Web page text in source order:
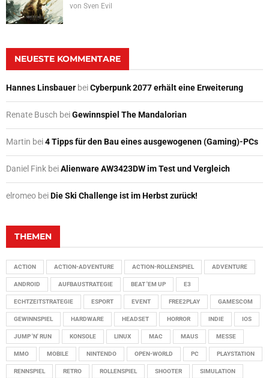
von Sven Evil
NEUESTE KOMMENTARE
Hannes Linsbauer beiCyberpunk 2077 erhält eine Erweiterung
Renate Busch beiGewinnspiel The Mandalorian
Martin bei4 Tipps für den Bau eines ausgewogenen (Gaming)-PCs
Daniel Fink beiAlienware AW3423DW im Test und Vergleich
elromeo beiDie Ski Challenge ist im Herbst zurück!
THEMEN
ACTION ACTION-ADVENTURE ACTION-ROLLENSPIEL ADVENTURE
ANDROID AUFBAUSTRATEGIE BEAT 'EM UP E3
ECHTZEITSTRATEGIE ESPORT EVENT FREE2PLAY GAMESCOM
GEWINNSPIEL HARDWARE HEADSET HORROR INDIE IOS
JUMP 'N' RUN KONSOLE LINUX MAC MAUS MESSE
MMO MOBILE NINTENDO OPEN-WORLD PC PLAYSTATION
RENNSPIEL RETRO ROLLENSPIEL SHOOTER SIMULATION